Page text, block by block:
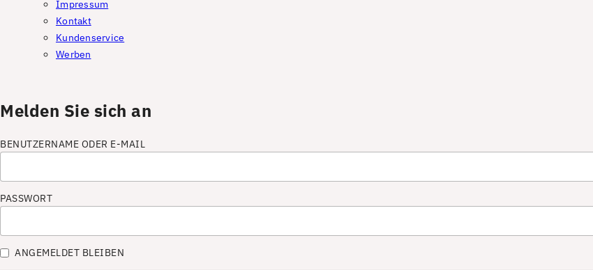
Impressum
Kontakt
Kundenservice
Werben
Melden Sie sich an
BENUTZERNAME ODER E-MAIL
PASSWORT
ANGEMELDET BLEIBEN